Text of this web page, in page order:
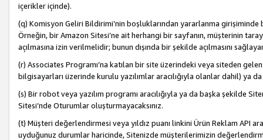
içerikler içinde).
(q) Komisyon Geliri Bildirimi’nin boşluklarından yararlanma
Örneğin, bir Amazon Sitesi’ne ait herhangi bir sayfanın, müşterinin
açılmasına izin verilmelidir; bunun dışında bir şekilde açılmasını
(r) Associates Programı’na katılan bir site üzerindeki veya siteden
bilgisayarları üzerinde kurulu yazılımlar aracılığıyla olanlar dahil) ya
(s) Bir robot veya yazılım programı aracılığıyla ya da başka şekilde
Sitesi’nde Oturumlar oluşturmayacaksınız.
(t) Müşteri değerlendirmesi veya yıldız puanı linkini Ürün Reklam API
uyduğunuz durumlar haricinde, Sitenizde müşterilerimizin